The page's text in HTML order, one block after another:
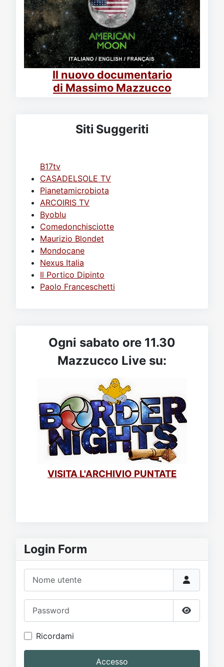
Login Form
Mostra
Ricordami
Accesso
Il nuovo documentario
di Massimo Mazzucco
Siti Suggeriti
B17tv
CASADELSOLE TV
Pianetamicrobiota
ARCOIRIS TV
Byoblu
Comedonchisciotte
Maurizio Blondet
Mondocane
Nexus Italia
Il Portico Dipinto
Paolo Franceschetti
Ogni sabato ore 11.30
Mazzucco Live su:
VISITA L'ARCHIVIO PUNTATE